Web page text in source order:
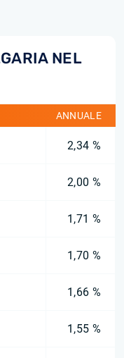
NEL
ANNUALE
2,34 %
2,00 %
1,71 %
1,70 %
1,66 %
1,55 %